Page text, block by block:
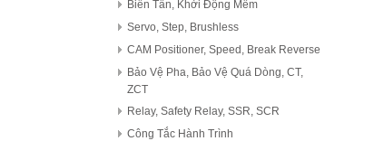
Biến Tần, Khởi Động Mềm
Servo, Step, Brushless
CAM Positioner, Speed, Break Reverse
Bảo Vệ Pha, Bảo Vệ Quá Dòng, CT,
ZCT
Relay, Safety Relay, SSR, SCR
Công Tắc Hành Trình